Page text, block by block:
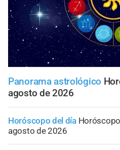
Panorama astrológico
agosto de 2026
Horóscopo del día
agosto de 2026